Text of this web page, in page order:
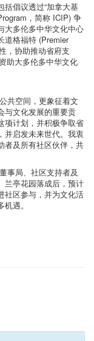
括倡议透过“加拿大基
，简称 ICIP) 争
大多伦多中华文化中心
道格福特 (Premier
，协助推动省府支
助大多伦多中华文化
共空间，更象征着文
与文化发展的重要贡
项计划，并积极争取省
并启发未来世代。我衷
者及所有社区伙伴，共
事局、社区支持者及
兰亭花园落成后，预计
社区参与，并为文化活
遇。